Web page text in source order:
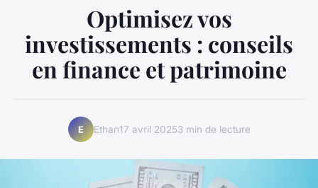
Optimisez vos
investissements : conseils
en finance et patrimoine
E Ethan17 avril 20253 min de lecture